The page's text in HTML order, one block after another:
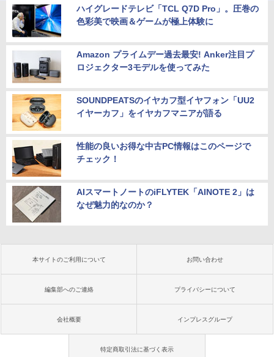
ハイグレードテレビ「TCL Q7D Pro」。圧巻の
色彩美で映画＆ゲームが極上体験に
Amazon プライムデー過去最安! Anker注目プ
ロジェクター3モデルを使ってみた
SOUNDPEATSのイヤカフ型イヤフォン「UU2
イヤーカフ」をイヤカフマニアが語る
性能の良いお得な中古PC情報はこのページで
チェック！
AIスマートノートのiFLYTEK「AINOTE 2」は
なぜ魅力的なのか？
本サイトのご利用について お問い合わせ
編集部へのご連絡 プライバシーについて
会社概要 インプレスグループ
特定商取引法に基づく表示